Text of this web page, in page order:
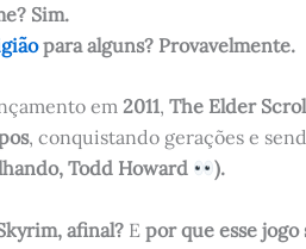
Sim.
para alguns? Provavelmente.
em 2011, The Elder
, conquistando gerações e
Todd Howard
).
afinal? E por que esse